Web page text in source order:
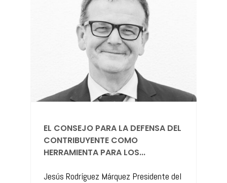
EL CONSEJO PARA LA DEFENSA DEL
CONTRIBUYENTE COMO
HERRAMIENTA PARA LOS...
Jesús Rodríguez Márquez Presidente del